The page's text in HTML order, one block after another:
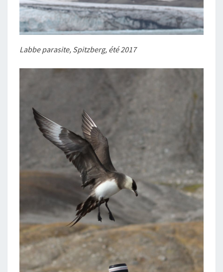
Labbe parasite, Spitzberg, été 2017